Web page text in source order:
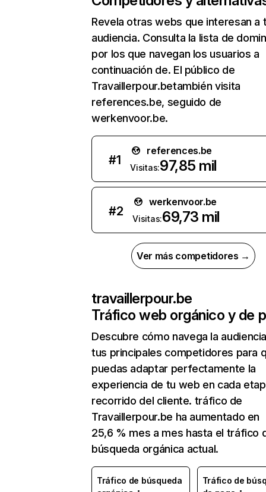
Revela otras webs que interesan a
audiencia. Consulta la lista de
por los que navegan los usuarios a
continuación de. El público de
Travaillerpour.betambién visita
references.be, seguido de
werkenvoor.be.
#1
references.be
Visitas:97,85 mil
#2
werkenvoor.be
Visitas:69,73 mil
Ver más competidores →
travaillerpour.be
Tráfico web orgánico y de
Descubre cómo navega la
tus principales competidores para
puedas adaptar perfectamente la
experiencia de tu web en cada
recorrido del cliente. tráfico de
Travaillerpour.be ha aumentado en
25,6 % mes a mes hasta el tráfico
búsqueda orgánica actual.
Tráfico de búsqueda
Tráfico de